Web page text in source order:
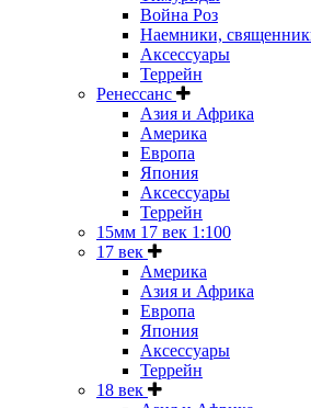
Война Роз
Наемники,
Аксессуары
Террейн
Ренессанс
Азия и Африка
Америка
Европа
Япония
Аксессуары
Террейн
15мм 17 век 1:100
17 век
Америка
Азия и Африка
Европа
Япония
Аксессуары
Террейн
18 век